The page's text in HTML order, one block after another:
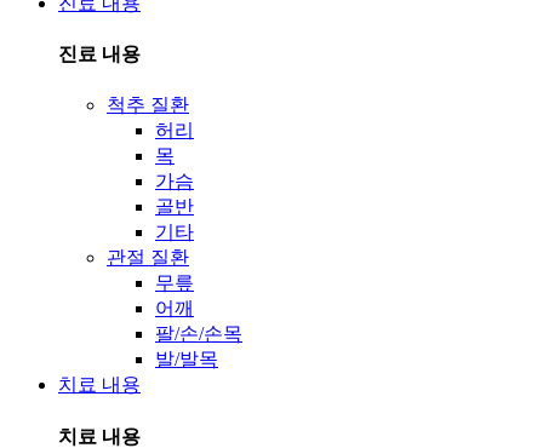
진료 내용
척추 질환
허리
목
가슴
골반
기타
관절 질환
무릎
어깨
팔/손/손목
발/발목
치료 내용
치료 내용